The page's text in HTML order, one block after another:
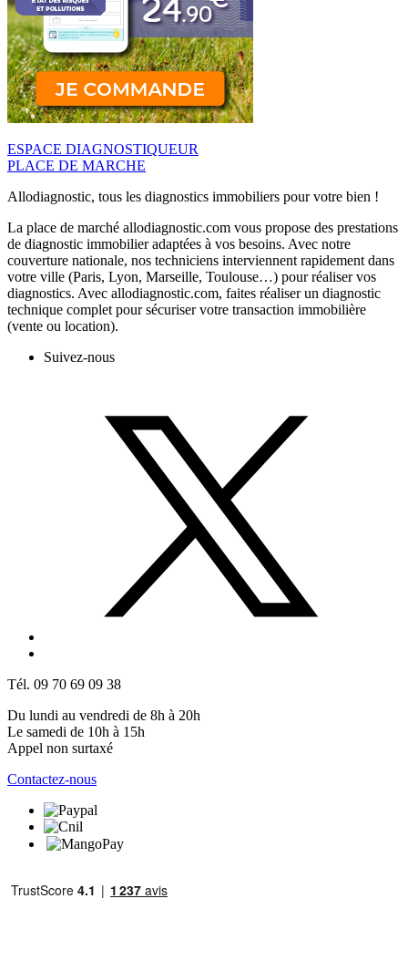
ESPACE DIAGNOSTIQUEUR
PLACE DE MARCHE
Allodiagnostic, tous les diagnostics immobiliers pour votre bien !
La place de marché allodiagnostic.com vous propose des prestations
de diagnostic immobilier adaptées à vos besoins. Avec notre
couverture nationale, nos techniciens interviennent rapidement dans
votre ville (Paris, Lyon, Marseille, Toulouse…) pour réaliser vos
diagnostics. Avec allodiagnostic.com, faites réaliser un diagnostic
technique complet pour sécuriser votre transaction immobilière
(vente ou location).
Suivez-nous
Tél. 09 70 69 09 38
Du lundi au vendredi de 8h à 20h
Le samedi de 10h à 15h
Appel non surtaxé
Contactez-nous